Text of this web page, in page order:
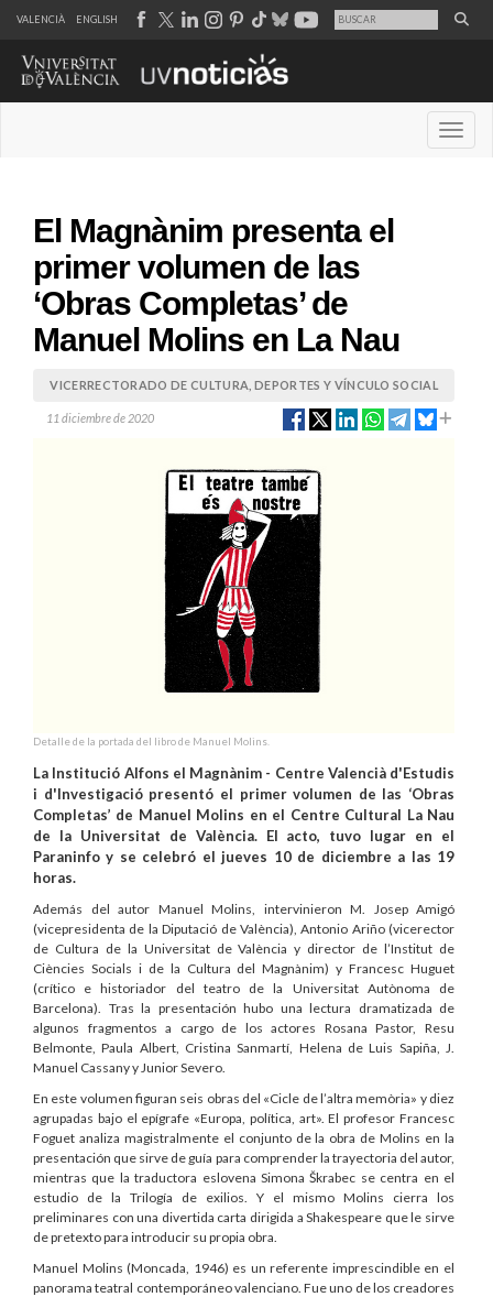
VALENCIÀ ENGLISH
El Magnànim presenta el
primer volumen de las
‘Obras Completas’ de
Manuel Molins en La Nau
VICERRECTORADO DE CULTURA, DEPORTES Y VÍNCULO SOCIAL
11 diciembre de 2020
Detalle de la portada del libro de Manuel Molins.
La Institució Alfons el Magnànim - Centre Valencià d'Estudis
i d'Investigació presentó el primer volumen de las ‘Obras
Completas’ de Manuel Molins en el Centre Cultural La Nau
de la Universitat de València. El acto, tuvo lugar en el
Paraninfo y se celebró el jueves 10 de diciembre a las 19
horas.
Además del autor Manuel Molins, intervinieron M. Josep Amigó
(vicepresidenta de la Diputació de València), Antonio Ariño (vicerector
de Cultura de la Universitat de València y director de l’Institut de
Ciències Socials i de la Cultura del Magnànim) y Francesc Huguet
(crítico e historiador del teatro de la Universitat Autònoma de
Barcelona). Tras la presentación hubo una lectura dramatizada de
algunos fragmentos a cargo de los actores Rosana Pastor, Resu
Belmonte, Paula Albert, Cristina Sanmartí, Helena de Luis Sapiña, J.
Manuel Cassany y Junior Severo.
En este volumen figuran seis obras del «Cicle de l’altra memòria» y diez
agrupadas bajo el epígrafe «Europa, política, art». El profesor Francesc
Foguet analiza magistralmente el conjunto de la obra de Molins en la
presentación que sirve de guía para comprender la trayectoria del autor,
mientras que la traductora eslovena Simona Škrabec se centra en el
estudio de la Trilogía de exilios. Y el mismo Molins cierra los
preliminares con una divertida carta dirigida a Shakespeare que le sirve
de pretexto para introducir su propia obra.
Manuel Molins (Moncada, 1946) es un referente imprescindible en el
panorama teatral contemporáneo valenciano. Fue uno de los creadores